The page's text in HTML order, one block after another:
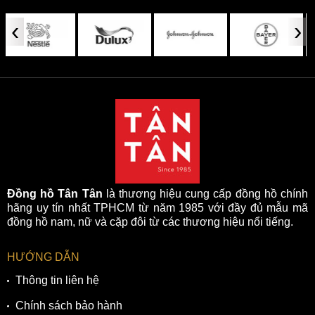
‹ ›
Đồng hồ Tân Tân là thương hiệu cung cấp đồng hồ chính
hãng uy tín nhất TPHCM từ năm 1985 với đầy đủ mẫu mã
đồng hồ nam, nữ và cặp đôi từ các thương hiệu nổi tiếng.
HƯỚNG DẪN
Thông tin liên hệ
Chính sách bảo hành